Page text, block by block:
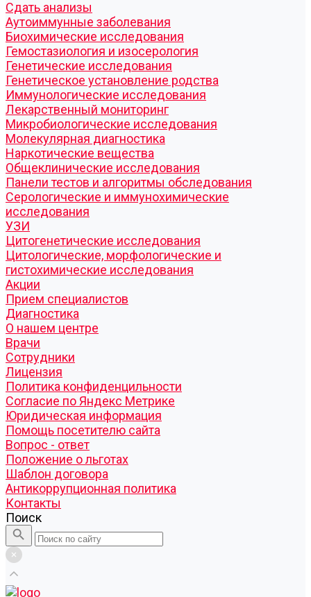
Cдать анализы
Аутоиммунные заболевания
Биохимические исследования
Гемостазиология и изосерология
Генетические исследования
Генетическое установление родства
Иммунологические исследования
Лекарственный мониторинг
Микробиологические исследования
Молекулярная диагностика
Наркотические вещества
Общеклинические исследования
Панели тестов и алгоритмы обследования
Серологические и иммунохимические
исследования
УЗИ
Цитогенетические исследования
Цитологические, морфологические и
гистохимические исследования
Акции
Прием специалистов
Диагностика
О нашем центре
Врачи
Сотрудники
Лицензия
Политика конфиденцильности
Согласие по Яндекс Метрике
Юридическая информация
Помощь посетителю сайта
Вопрос - ответ
Положение о льготах
Шаблон договора
Антикоррупционная политика
Контакты
Поиск